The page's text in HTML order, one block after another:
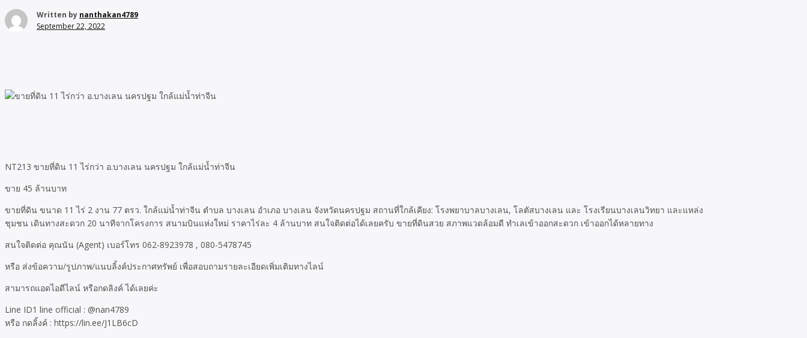
Written by nanthakan4789
September 22, 2022
NT213 ขายที่ดิน 11 ไร่กว่า อ.บางเลน นครปฐม ใกล้แม่น้ำท่าจีน
ขาย 45 ล้านบาท
ขายที่ดิน ขนาด 11 ไร่ 2 งาน 77 ตรว. ใกล้แม่น้ำท่าจีน ตำบล บางเลน อำเภอ บางเลน จังหวัดนครปฐม สถานที่ใกล้เคียง: โรงพยาบาลบางเลน, โลตัสบางเลน และ โรงเรียนบางเลนวิทยา และแหล่ง
ชุมชน เดินทางสะดวก 20 นาทีจากโครงการ สนามบินแห่งใหม่ ราคาไร่ละ 4 ล้านบาท สนใจติดต่อได้เลยครับ ขายที่ดินสวย สภาพแวดล้อมดี ทำเลเข้าออกสะดวก เข้าออกได้หลายทาง
สนใจติดต่อ คุณนัน (Agent) เบอร์โทร 062-8923978 , 080-5478745
หรือ ส่งข้อความ/รูปภาพ/แนบลิ้งค์ประกาศทรัพย์ เพื่อสอบถามรายละเอียดเพิ่มเติมทางไลน์
สามารถแอดไอดีไลน์ หรือกดลิงค์ ได้เลยค่ะ
Line ID1 line official : @nan4789
หรือ กดลิ้งค์ : https://lin.ee/J1LB6cD